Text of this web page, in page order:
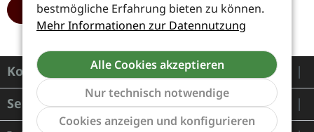
HINZUFÜGEN
Kontakt
Service
bestmögliche Erfahrung bieten zu können.
Mehr Informationen zur Datennutzung
Alle Cookies akzeptieren
Nur technisch notwendige
Cookies anzeigen und konfigurieren